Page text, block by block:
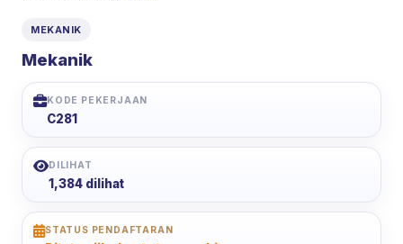
MEKANIK
Mekanik
KODE PEKERJAAN
C281
DILIHAT
1,384 dilihat
STATUS PENDAFTARAN